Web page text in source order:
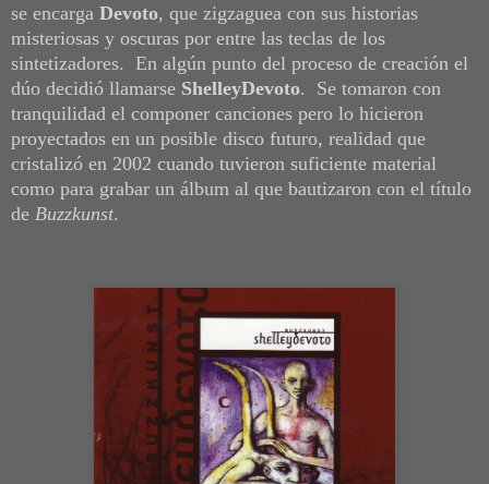
se encarga Devoto, que zigzaguea con sus historias
misteriosas y oscuras por entre las teclas de los
sintetizadores. En algún punto del proceso de creación el
dúo decidió llamarse ShelleyDevoto. Se tomaron con
tranquilidad el componer canciones pero lo hicieron
proyectados en un posible disco futuro, realidad que
cristalizó en 2002 cuando tuvieron suficiente material
como para grabar un álbum al que bautizaron con el título
de Buzzkunst.